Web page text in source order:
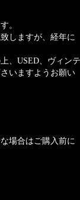
。
しますが、経年に
、USED、ヴィンテ
いますようお願い
場合はご購入前に